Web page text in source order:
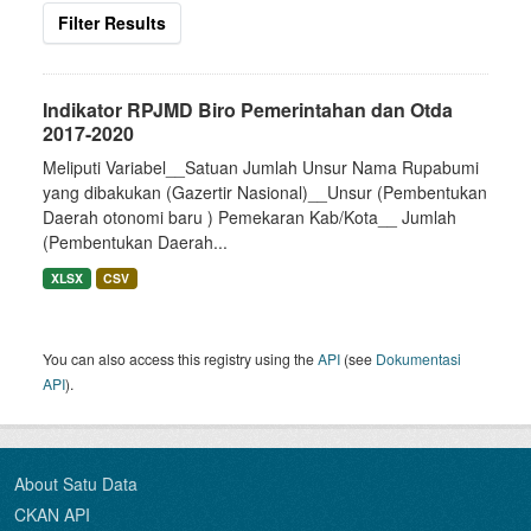
Filter Results
Indikator RPJMD Biro Pemerintahan dan Otda
2017-2020
Meliputi Variabel__Satuan Jumlah Unsur Nama Rupabumi
yang dibakukan (Gazertir Nasional)__Unsur (Pembentukan
Daerah otonomi baru ) Pemekaran Kab/Kota__ Jumlah
(Pembentukan Daerah...
XLSX CSV
You can also access this registry using theAPI (see Dokumentasi
API).
About Satu Data
CKAN API